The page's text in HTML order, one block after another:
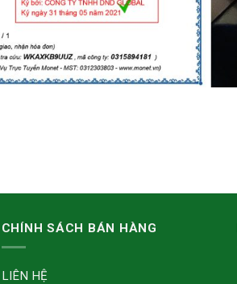
CHÍNH SÁCH BÁN HÀNG
LIÊN HỆ